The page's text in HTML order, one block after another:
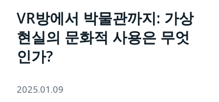
VR방에서 박물관까지: 가상
현실의 문화적 사용은 무엇
인가?
2025.01.09